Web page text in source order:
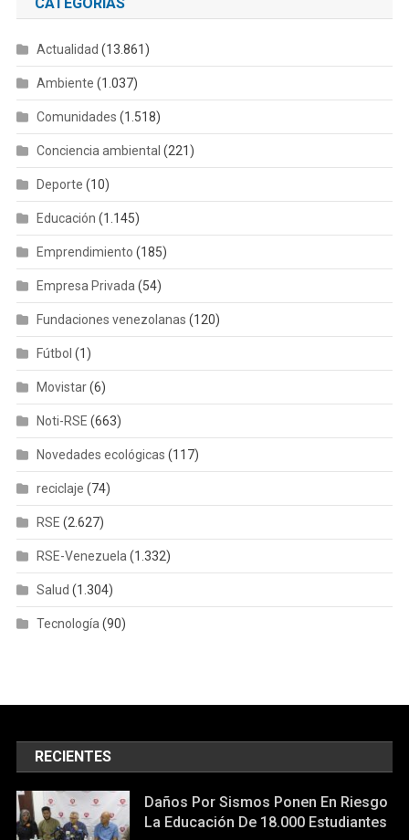
Actualidad (13.861)
Ambiente (1.037)
Comunidades (1.518)
Conciencia ambiental (221)
Deporte (10)
Educación (1.145)
Emprendimiento (185)
Empresa Privada (54)
Fundaciones venezolanas (120)
Fútbol (1)
Movistar(6)
Noti-RSE (663)
Novedades ecológicas (117)
reciclaje (74)
RSE (2.627)
RSE-Venezuela (1.332)
Salud (1.304)
Tecnología (90)
RECIENTES
Daños Por Sismos Ponen En Riesgo
La Educación De 18.000 Estudiantes